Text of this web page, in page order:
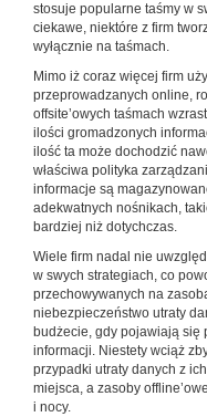
stosuje popularne taśmy w
ciekawe, niektóre z firm
wyłącznie na taśmach.
Mimo iż coraz więcej firm
przeprowadzanych online,
offsite’owych taśmach
ilości gromadzonych
ilość ta może dochodzić
właściwa polityka
informacje są
adekwatnych nośnikach,
bardziej niż dotychczas.
Wiele firm nadal nie
w swych strategiach, co
przechowywanych na
niebezpieczeństwo utraty
budżecie, gdy pojawiają się
informacji. Niestety wciąż
przypadki utraty danych z
miejsca, a zasoby
i nocy.